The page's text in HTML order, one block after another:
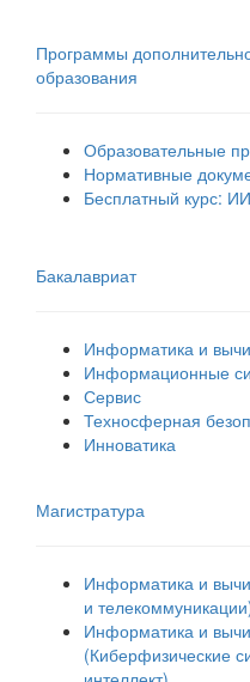
Программы
образования
Образовательные
Нормативные
Бесплатный курс:
Бакалавриат
Информатика и
Информационные
Сервис
Техносферная
Инноватика
Магистратура
Информатика и
и
Информатика и
(Киберфизические